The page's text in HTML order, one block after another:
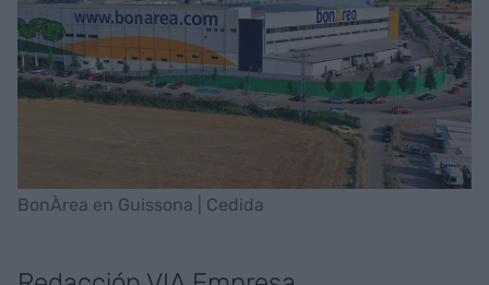
BonÀrea en Guissona | Cedida